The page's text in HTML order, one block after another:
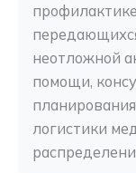
неотложной
помощи,
логистики